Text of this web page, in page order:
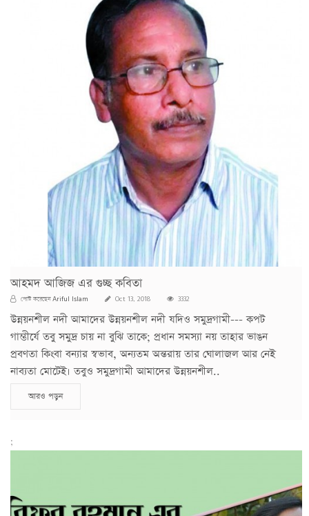
আহমদ আজিজ এর গুচ্ছ কবিতা
পোস্ট করেছেনAriful Islam Oct 13, 2018 3332
উন্নয়নশীল নদী আমাদের উন্নয়নশীল নদী যদিও সমুদ্রগামী--- কপট
গাম্ভীর্যে তবু সমুদ্র চায় না বুঝি তাকে; প্রধান সমস্যা নয় তাহার ভাঙন
প্রবণতা কিংবা বন্যার স্বভাব, অন্যতম অন্তরায় তার ঘোলাজল আর নেই
নাব্যতা মোটেই। তবুও সমুদ্রগামী আমাদের উন্নয়নশীল..
আরও পড়ুন
;